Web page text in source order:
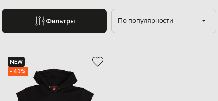
Фильтры По популярности
NEW
- 40%